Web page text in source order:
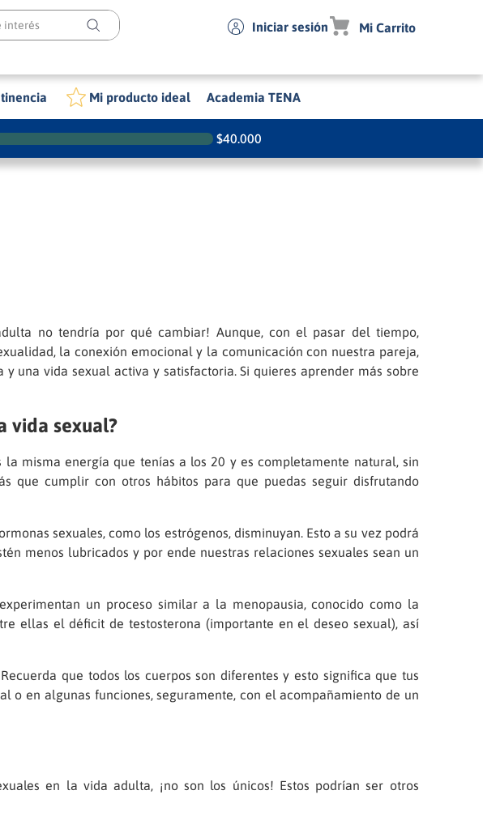
interés
Iniciar sesión
Mi producto ideal Academia TENA
$40.000
no tendría por qué cambiar! Aunque, con el pasar del tiempo,
la conexión emocional y la comunicación con nuestra pareja,
una vida sexual activa y satisfactoria. Si quieres aprender más sobre
vida sexual?
misma energía que tenías a los 20 y es completamente natural, sin
que cumplir con otros hábitos para que puedas seguir disfrutando
sexuales, como los estrógenos, disminuyan. Esto a su vez podrá
menos lubricados y por ende nuestras relaciones sexuales sean un
un proceso similar a la menopausia, conocido como la
ellas el déficit de testosterona (importante en el deseo sexual), así
que todos los cuerpos son diferentes y esto significa que tus
o en algunas funciones, seguramente, con el acompañamiento de un
en la vida adulta, ¡no son los únicos! Estos podrían ser otros